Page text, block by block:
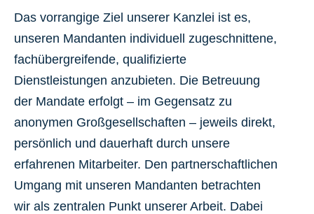
Das vorrangige Ziel unserer Kanzlei ist es,
unseren Mandanten individuell zugeschnittene,
fachübergreifende, qualifizierte
Dienstleistungen anzubieten. Die Betreuung
der Mandate erfolgt – im Gegensatz zu
anonymen Großgesellschaften – jeweils direkt,
persönlich und dauerhaft durch unsere
erfahrenen Mitarbeiter. Den partnerschaftlichen
Umgang mit unseren Mandanten betrachten
wir als zentralen Punkt unserer Arbeit. Dabei